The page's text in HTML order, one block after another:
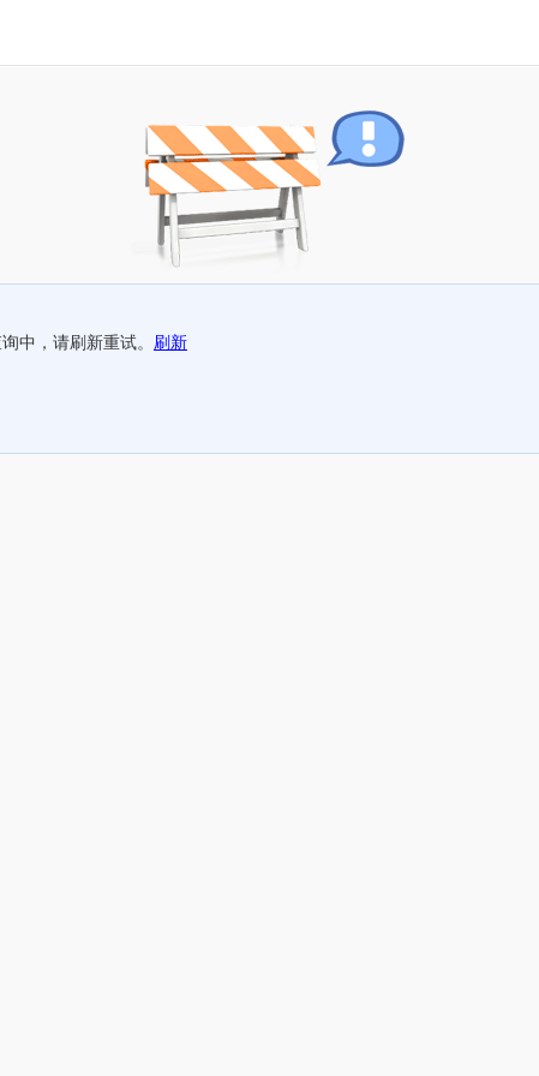
中，请刷新重试。 刷新